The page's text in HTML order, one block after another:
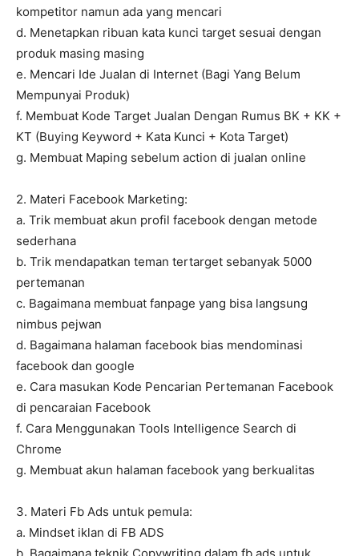
kompetitor namun ada yang mencari
d. Menetapkan ribuan kata kunci target sesuai dengan
produk masing masing
e. Mencari Ide Jualan di Internet (Bagi Yang Belum
Mempunyai Produk)
f. Membuat Kode Target Jualan Dengan Rumus BK + KK +
KT (Buying Keyword + Kata Kunci + Kota Target)
g. Membuat Maping sebelum action di jualan online
2. Materi Facebook Marketing:
a. Trik membuat akun profil facebook dengan metode
sederhana
b. Trik mendapatkan teman tertarget sebanyak 5000
pertemanan
c. Bagaimana membuat fanpage yang bisa langsung
nimbus pejwan
d. Bagaimana halaman facebook bias mendominasi
facebook dan google
e. Cara masukan Kode Pencarian Pertemanan Facebook
di pencaraian Facebook
f. Cara Menggunakan Tools Intelligence Search di
Chrome
g. Membuat akun halaman facebook yang berkualitas
3. Materi Fb Ads untuk pemula:
a. Mindset iklan di FB ADS